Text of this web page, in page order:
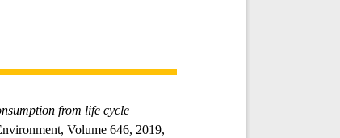
from life cycle
Volume 646, 2019,